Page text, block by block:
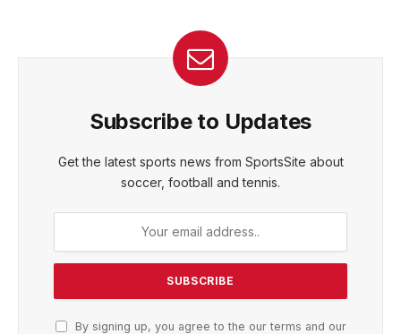
Subscribe to Updates
Get the latest sports news from SportsSite about
soccer, football and tennis.
By signing up, you agree to the our terms and our